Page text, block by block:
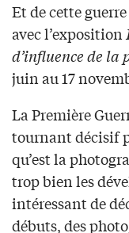
Et de cette
avec l’exposition
d’influence de la
juin au 17
La Première
tournant décisif
qu’est la
trop bien les
intéressant de
débuts, des